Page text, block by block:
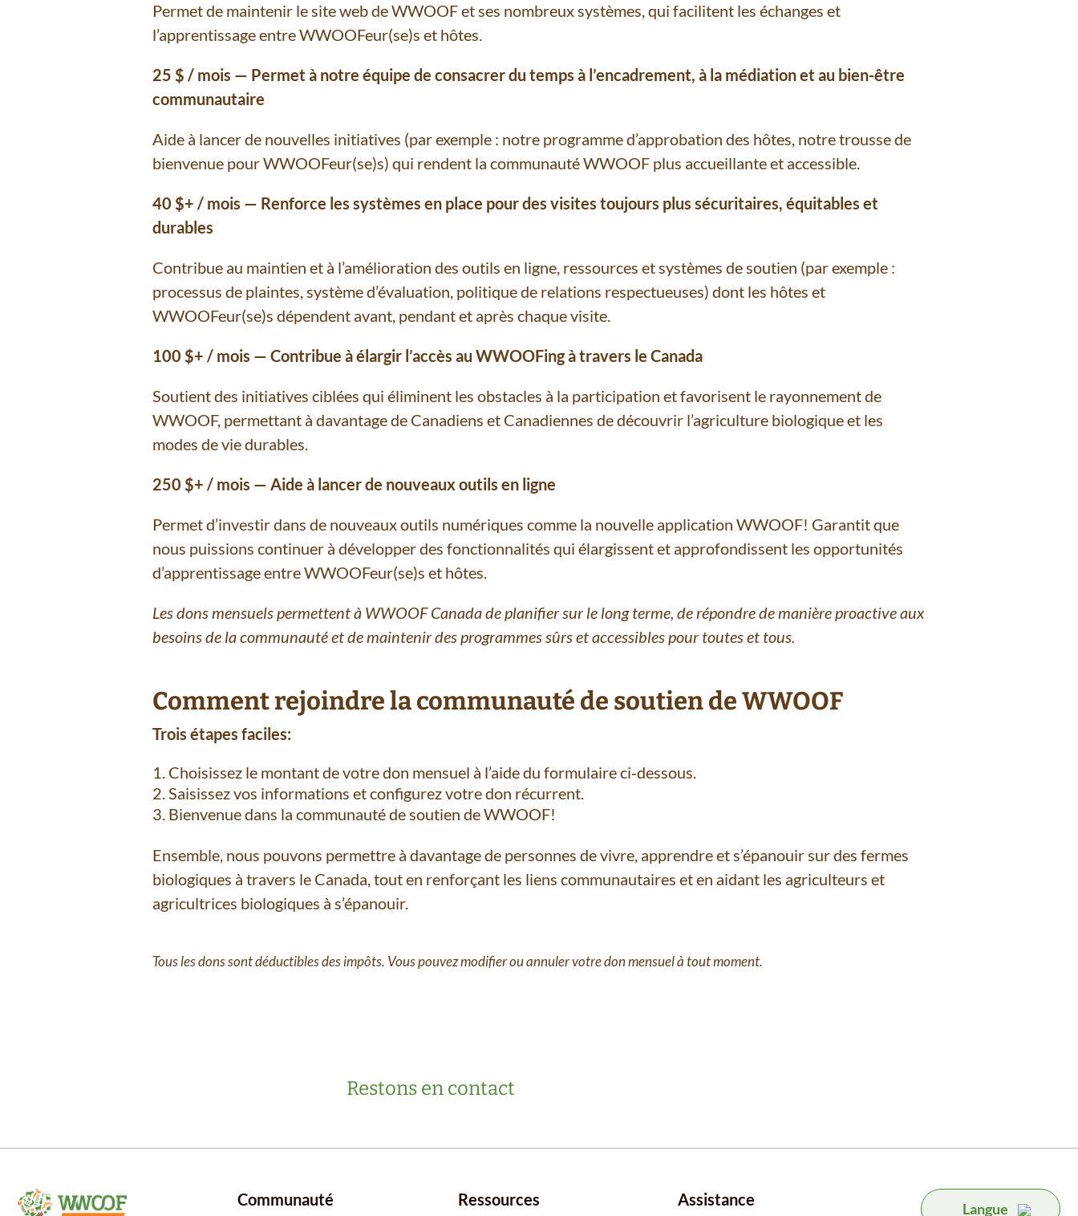
Permet de maintenir le site web de WWOOF et ses nombreux systèmes, qui facilitent les échanges et
l’apprentissage entre WWOOFeur(se)s et hôtes.
25 $ / mois — Permet à notre équipe de consacrer du temps à l’encadrement, à la médiation et au bien-être
communautaire
Aide à lancer de nouvelles initiatives (par exemple : notre programme d’approbation des hôtes, notre trousse de
bienvenue pour WWOOFeur(se)s) qui rendent la communauté WWOOF plus accueillante et accessible.
40 $+ / mois — Renforce les systèmes en place pour des visites toujours plus sécuritaires, équitables et
durables
Contribue au maintien et à l’amélioration des outils en ligne, ressources et systèmes de soutien (par exemple :
processus de plaintes, système d’évaluation, politique de relations respectueuses) dont les hôtes et
WWOOFeur(se)s dépendent avant, pendant et après chaque visite.
100 $+ / mois — Contribue à élargir l’accès au WWOOFing à travers le Canada
Soutient des initiatives ciblées qui éliminent les obstacles à la participation et favorisent le rayonnement de
WWOOF, permettant à davantage de Canadiens et Canadiennes de découvrir l’agriculture biologique et les
modes de vie durables.
250 $+ / mois — Aide à lancer de nouveaux outils en ligne
Permet d’investir dans de nouveaux outils numériques comme la nouvelle application WWOOF! Garantit que
nous puissions continuer à développer des fonctionnalités qui élargissent et approfondissent les opportunités
d’apprentissage entre WWOOFeur(se)s et hôtes.
Les dons mensuels permettent à WWOOF Canada de planifier sur le long terme, de répondre de manière proactive aux
besoins de la communauté et de maintenir des programmes sûrs et accessibles pour toutes et tous.
Comment rejoindre la communauté de soutien de WWOOF
Trois étapes faciles:
Choisissez le montant de votre don mensuel à l’aide du formulaire ci‑dessous.
Saisissez vos informations et configurez votre don récurrent.
Bienvenue dans la communauté de soutien de WWOOF!
Ensemble, nous pouvons permettre à davantage de personnes de vivre, apprendre et s’épanouir sur des fermes
biologiques à travers le Canada, tout en renforçant les liens communautaires et en aidant les agriculteurs et
agricultrices biologiques à s’épanouir.
Tous les dons sont déductibles des impôts. Vous pouvez modifier ou annuler votre don mensuel à tout moment.
Restons en contact
Communauté Ressources Assistance Langue